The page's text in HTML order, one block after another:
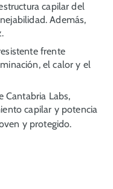
capilar del
Además,
frente
el calor y el
Cantabria Labs,
capilar y potencia
y protegido.